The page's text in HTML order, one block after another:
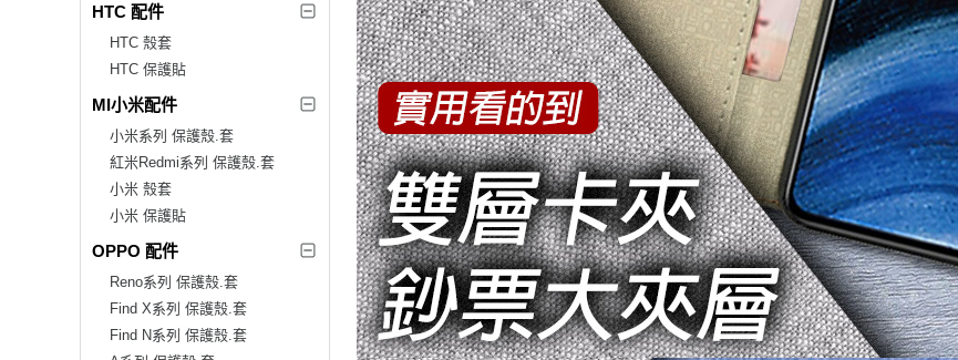
HTC 配件
HTC 殼套
HTC 保護貼
MI小米配件
小米系列 保護殼.套
紅米Redmi系列 保護殼.套
小米 殼套
小米 保護貼
OPPO 配件
Reno系列 保護殼.套
Find X系列 保護殼.套
Find N系列 保護殼.套